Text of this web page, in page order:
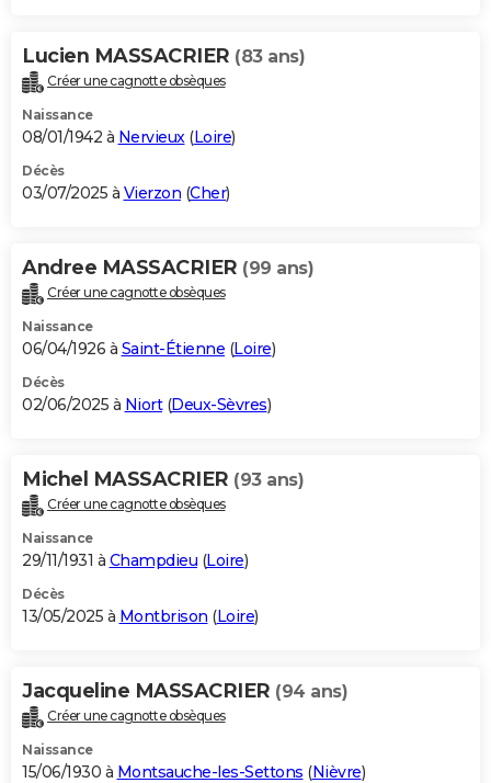
Lucien MASSACRIER (83 ans)
Créer une cagnotte obsèques
Naissance
08/01/1942 à Nervieux(Loire)
Décès
03/07/2025 à Vierzon (Cher)
Andree MASSACRIER (99 ans)
Créer une cagnotte obsèques
Naissance
06/04/1926 à Saint-Étienne (Loire)
Décès
02/06/2025 à Niort(Deux-Sèvres)
Michel MASSACRIER (93 ans)
Créer une cagnotte obsèques
Naissance
29/11/1931 à Champdieu (Loire)
Décès
13/05/2025 à Montbrison (Loire)
Jacqueline MASSACRIER (94 ans)
Créer une cagnotte obsèques
Naissance
15/06/1930 à Montsauche-les-Settons (Nièvre)